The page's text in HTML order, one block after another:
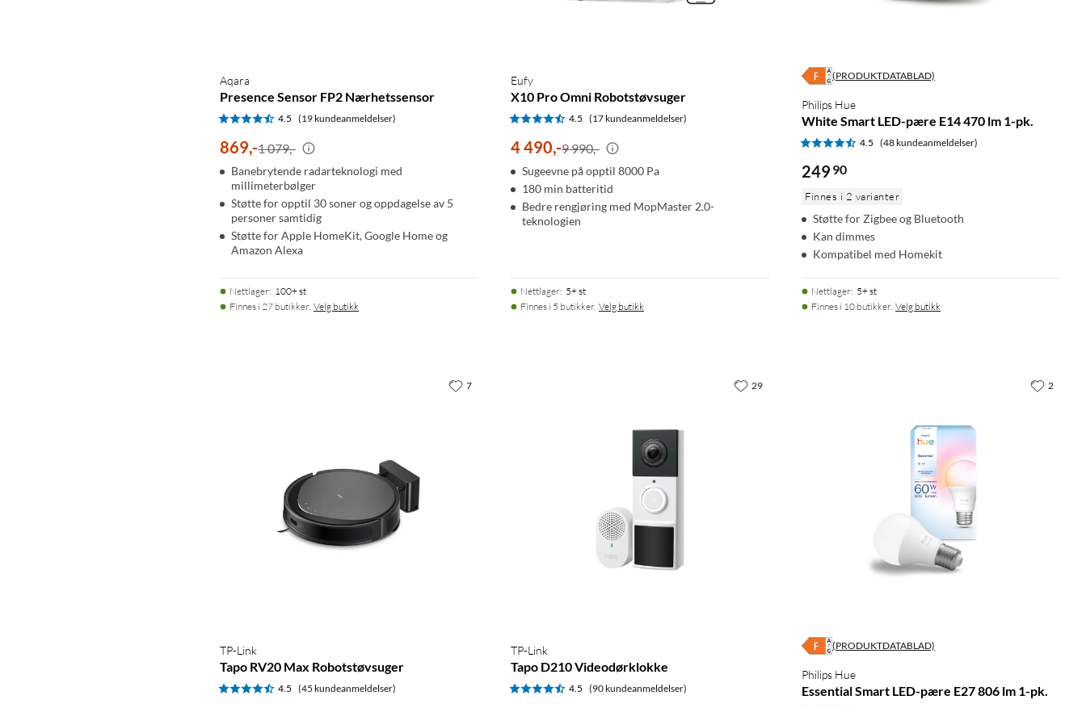
Aqara
Presence Sensor FP2 Nærhetssensor
4.5 (19 kundeanmeldelser)
869,-1 079,-
Banebrytende radarteknologi med
millimeterbølger
Støtte for opptil 30 soner og oppdagelse av 5
personer samtidig
Støtte for Apple HomeKit, Google Home og
Amazon Alexa
Nettlager: 100+ st
Finnes i 27 butikker. Velg butikk
Eufy
X10 Pro Omni Robotstøvsuger
4.5 (17 kundeanmeldelser)
4 490,-9 990,-
Sugeevne på opptil 8000 Pa
180 min batteritid
Bedre rengjøring med MopMaster 2.0-
teknologien
Nettlager: 5+ st
Finnes i 5 butikker. Velg butikk
(PRODUKTDATABLAD)
Philips Hue
White Smart LED-pære E14 470 lm 1-pk.
4.5 (48 kundeanmeldelser)
249 90
Finnes i 2 varianter
Støtte for Zigbee og Bluetooth
Kan dimmes
Kompatibel med Homekit
Nettlager: 5+ st
Finnes i 10 butikker. Velg butikk
TP-Link
Tapo RV20 Max Robotstøvsuger
4.5 (45 kundeanmeldelser)
7
TP-Link
Tapo D210 Videodørklokke
4.5 (90 kundeanmeldelser)
29
(PRODUKTDATABLAD)
Philips Hue
Essential Smart LED-pære E27 806 lm 1-pk.
2